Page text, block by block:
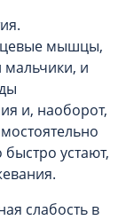
мышцы,
мальчики, и
и, наоборот,
устают,
слабость в